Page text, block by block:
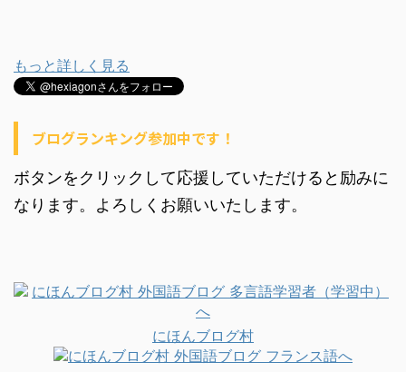
もっと詳しく見る
ブログランキング参加中です！
ボタンをクリックして応援していただけると励みに
なります。よろしくお願いいたします。
にほんブログ村